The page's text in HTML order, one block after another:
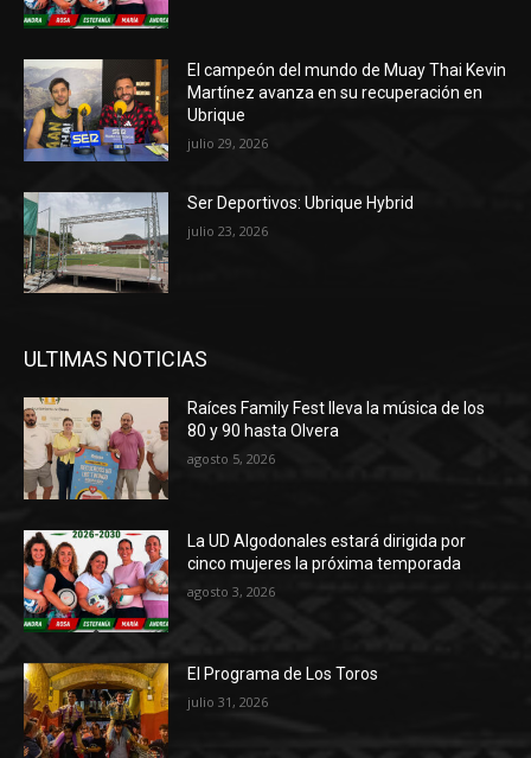
El campeón del mundo de Muay Thai Kevin
Martínez avanza en su recuperación en
Ubrique
julio 29, 2026
Ser Deportivos: Ubrique Hybrid
julio 23, 2026
ULTIMAS NOTICIAS
Raíces Family Fest lleva la música de los
80 y 90 hasta Olvera
agosto 5, 2026
La UD Algodonales estará dirigida por
cinco mujeres la próxima temporada
agosto 3, 2026
El Programa de Los Toros
julio 31, 2026